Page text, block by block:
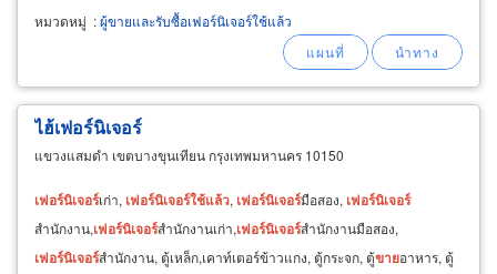
หมวดหมู่ :ผู้ขายและรับซื้อเฟอร์นิเจอร์ใช้แล้ว
ไฮ้เฟอร์นิเจอร์
แขวงแสมดำ เขตบางขุนเทียน กรุงเทพมหานคร 10150
เฟอร์นิเจอร์เก่า, เฟอร์นิเจอร์ใช้แล้ว, เฟอร์นิเจอร์มือสอง, เฟอร์นิเจอร์
สำนักงาน,เฟอร์นิเจอร์สำนักงานเก่า,เฟอร์นิเจอร์สำนักงานมือสอง,
เฟอร์นิเจอร์สำนักงาน, ตู้เหล็ก,เคาท์เตอร์ข้าวแกง, ตู้กระจก, ตู้ขายอาหาร, ตู้